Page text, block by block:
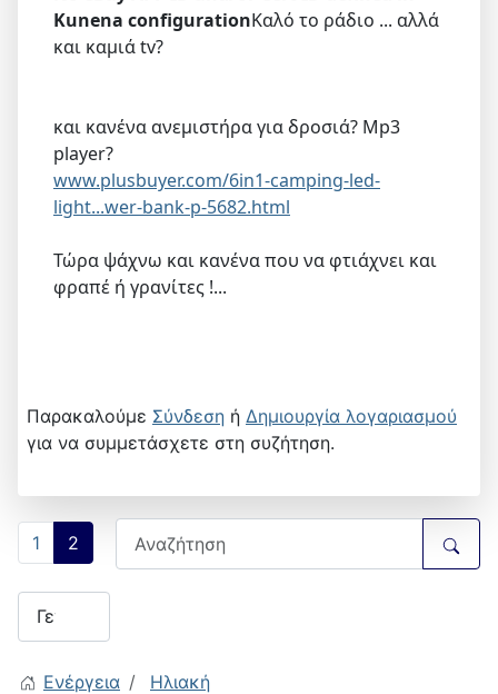
Kunena configurationΚαλό το ράδιο ... αλλά
και καμιά tv?
και κανένα ανεμιστήρα για δροσιά? Mp3
player?
www.plusbuyer.com/6in1-camping-led-
light...wer-bank-p-5682.html
Τώρα ψάχνω και κανένα που να φτιάχνει και
φραπέ ή γρανίτες !...
Παρακαλούμε Σύνδεση ή Δημιουργία λογαριασμού
για να συμμετάσχετε στη συζήτηση.
1 2
Ενέργεια
Ηλιακή